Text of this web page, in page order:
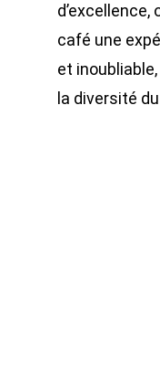
café une
et
la diversité